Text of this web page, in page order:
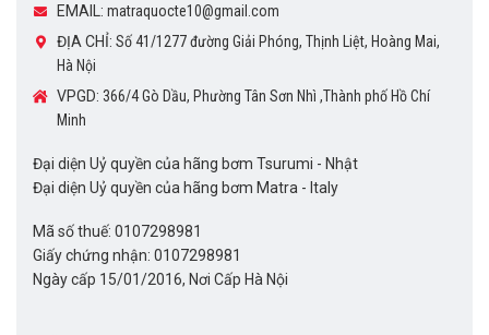
EMAIL: matraquocte10@gmail.com
ĐỊA CHỈ: Số 41/1277 đường Giải Phóng, Thịnh Liệt, Hoàng Mai,
Hà Nội
VPGD: 366/4 Gò Dầu, Phường Tân Sơn Nhì ,Thành phố Hồ Chí
Minh
Đại diện Uỷ quyền của hãng bơm Tsurumi - Nhật
Đại diện Uỷ quyền của hãng bơm Matra - Italy
Mã số thuế: 0107298981
Giấy chứng nhận: 0107298981
Ngày cấp 15/01/2016, Nơi Cấp Hà Nội